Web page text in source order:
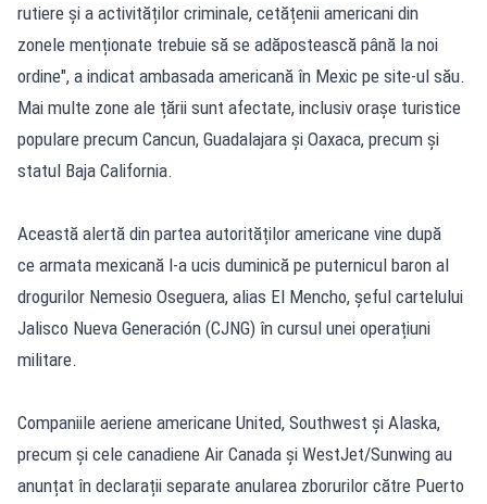
rutiere și a activităților criminale, cetățenii americani din
zonele menționate trebuie să se adăpostească până la noi
ordine", a indicat ambasada americană în Mexic pe site-ul său.
Mai multe zone ale țării sunt afectate, inclusiv orașe turistice
populare precum Cancun, Guadalajara și Oaxaca, precum și
statul Baja California.
Această alertă din partea autorităților americane vine după
ce armata mexicană l-a ucis duminică pe puternicul baron al
drogurilor Nemesio Oseguera, alias El Mencho, șeful cartelului
Jalisco Nueva Generación (CJNG) în cursul unei operațiuni
militare.
Companiile aeriene americane United, Southwest și Alaska,
precum și cele canadiene Air Canada și WestJet/Sunwing au
anunțat în declarații separate anularea zborurilor către Puerto